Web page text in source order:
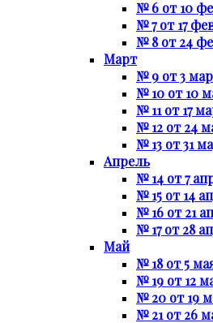
№ 6 от 10
№ 7 от 17
№ 8 от 24
Март
№ 9 от 3
№ 10 от 10
№ 11 от 17
№ 12 от 24
№ 13 от 31
Апрель
№ 14 от 7
№ 15 от 14
№ 16 от 21
№ 17 от 28
Май
№ 18 от 5
№ 19 от 12
№ 20 от 19
№ 21 от 26